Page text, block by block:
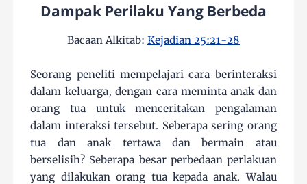
Dampak Perilaku Yang Berbeda
Bacaan Alkitab: Kejadian 25:21-28
Seorang peneliti mempelajari cara berinteraksi
dalam keluarga, dengan cara meminta anak dan
orang tua untuk menceritakan pengalaman
dalam interaksi tersebut. Seberapa sering orang
tua dan anak tertawa dan bermain atau
berselisih? Seberapa besar perbedaan perlakuan
yang dilakukan orang tua kepada anak. Walau